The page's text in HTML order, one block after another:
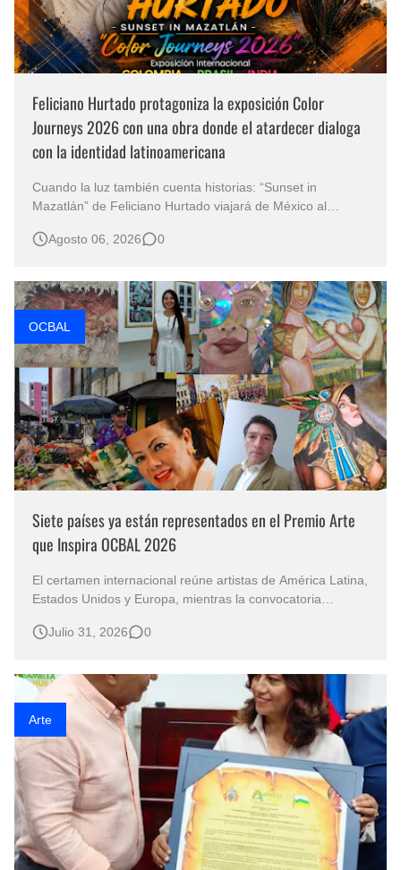
Feliciano Hurtado protagoniza la exposición Color
Journeys 2026 con una obra donde el atardecer dialoga
con la identidad latinoamericana
Cuando la luz también cuenta historias: “Sunset in
Mazatlán” de Feliciano Hurtado viajará de México al
también contienen una manera de comprender el mundo.
artista mexicano Feliciano Hurt…
Agosto 06, 2026 0
OCBAL
Siete países ya están representados en el Premio Arte
que Inspira OCBAL 2026
El certamen internacional reúne artistas de América Latina,
Estados Unidos y Europa, mientras la convocatoria
forma de expresión y diálogo cultural es el punto de
que Inspira OCBAL 2…
Julio 31, 2026 0
Arte